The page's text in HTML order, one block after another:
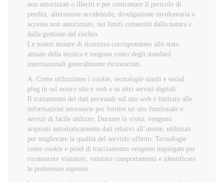
non autorizzati o illeciti e per contrastare il pericolo di
perdita, alterazione accidentale, divulgazione involontaria o
accesso non autorizzato, nei limiti consentiti dalla natura e
dalla gestione del rischio.
Le nostre misure di sicurezza corrispondono allo stato
attuale della tecnica e tengono conto degli standard
internazionali generalmente riconosciuti.
A. Come utilizziamo i cookie, tecnologie simili e social
plug in sul nostro sito e web e su altri servizi digitali
Il trattamento dei dati personali sul sito web è limitato alle
informazioni necessarie per fornire un sito funzionale e
servizi di facile utilizzo. Durante la visita, vengono
acquisiti automaticamente dati relativi all’utente, utilizzati
per migliorare la qualità del servizio offerto. Tecnologie
come cookie e pixel di tracciamento vengono impiegate per
riconoscere visitatori, valutare comportamenti e identificare
le preferenze espresse.